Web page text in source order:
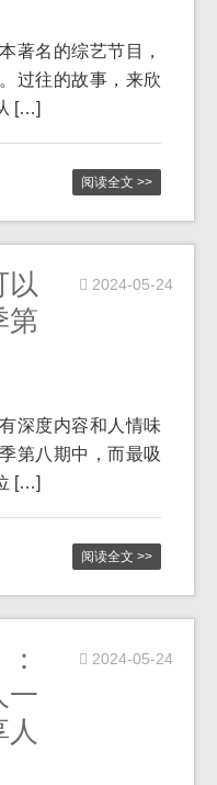
著名的综艺节目，
过往的故事，来欣
[…]
阅读全文 >>
以
第
2024-05-24
深度内容和人情味
第八期中，而最吸
[…]
阅读全文 >>
一
人
2024-05-24